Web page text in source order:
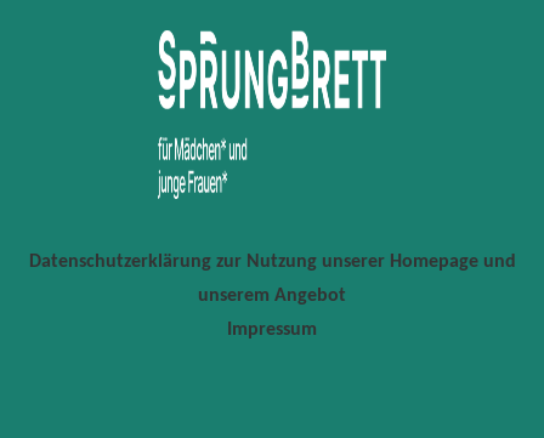
Datenschutzerklärung zur Nutzung unserer Homepage und
unserem Angebot
Impressum